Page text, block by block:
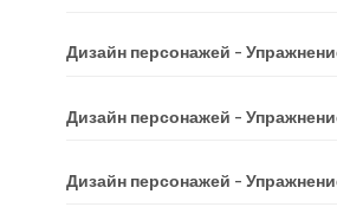
Дизайн персонажей –
Дизайн персонажей –
Дизайн персонажей –